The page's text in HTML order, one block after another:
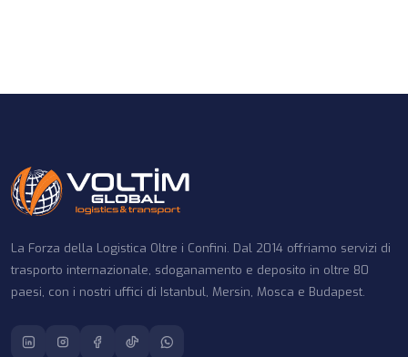
La Forza della Logistica Oltre i Confini. Dal 2014 offriamo servizi di
trasporto internazionale, sdoganamento e deposito in oltre 80
paesi, con i nostri uffici di Istanbul, Mersin, Mosca e Budapest.